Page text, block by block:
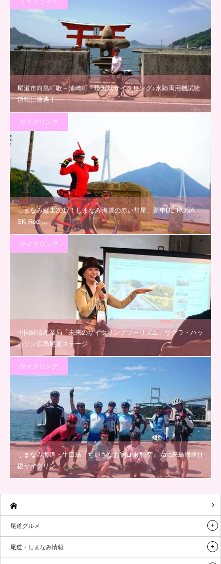
尾道市向島町歌～浦崎町・境ガ浜サイクリング♪水陸両用機試験
運転に遭遇！
サイクリング
しまなみ縦走2017！しまなみ海道の赤い彗星、新車DE ROSA
SK Red …
サイクリング
中国経済産業局「未来のサイクリングツーリズム」サクラ・ハッ
カソン広島尾道ステージ…
サイクリング
しまなみ海道・生口島『ちいさなお宿Link 輪空』kara来島海峡往
復サイクリン…
尾道グルメ
尾道・しまなみ情報